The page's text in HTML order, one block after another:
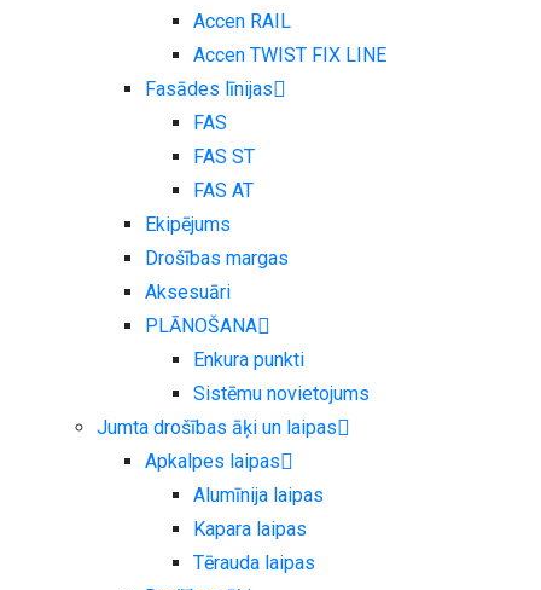
Accen RAIL
Accen TWIST FIX LINE
Fasādes līnijas
FAS
FAS ST
FAS AT
Ekipējums
Drošības margas
Aksesuāri
PLĀNOŠANA
Enkura punkti
Sistēmu novietojums
Jumta drošības āķi un laipas
Apkalpes laipas
Alumīnija laipas
Kapara laipas
Tērauda laipas